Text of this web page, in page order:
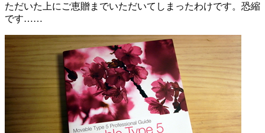
ただいた上にご恵贈までいただいてしまったわけです。恐縮
です……